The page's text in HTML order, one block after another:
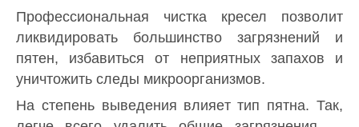
Профессиональная чистка кресел позволит
ликвидировать большинство загрязнений и
пятен, избавиться от неприятных запахов и
уничтожить следы микроорганизмов.
На степень выведения влияет тип пятна. Так,